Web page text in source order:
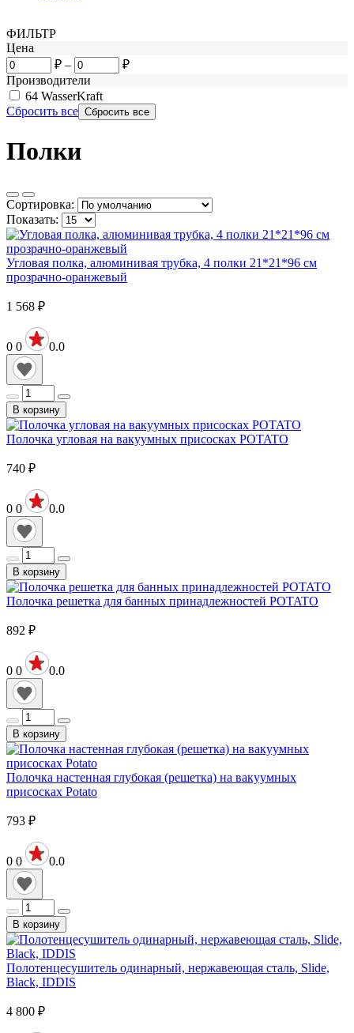
ФИЛЬТР
Цена
₽ –
₽
Производители
64 WasserKraft
Сбросить все
Полки
Сортировка:
Показать:
Угловая полка, алюминивая трубка, 4 полки 21*21*96 см
прозрачно-оранжевый
1 568 ₽
0 0 0.0
В корзину
Полочка угловая на вакуумных присосках POTATO
740 ₽
0 0 0.0
В корзину
Полочка решетка для банных принадлежностей POTATO
892 ₽
0 0 0.0
В корзину
Полочка настенная глубокая (решетка) на вакуумных
присосках Potato
793 ₽
0 0 0.0
В корзину
Полотенцесушитель одинарный, нержавеющая сталь, Slide,
Black, IDDIS
4 800 ₽